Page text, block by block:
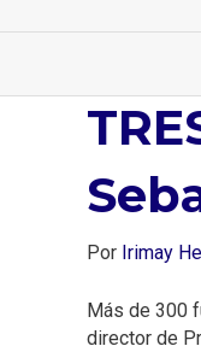
Por Irimay
Más de 300
director de